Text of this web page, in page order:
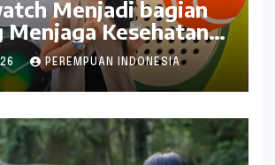
Menjadi bagian
Menjaga Kesehatan
PEREMPUAN INDONESIA